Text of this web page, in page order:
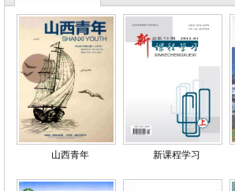
山西青年 新课程学习